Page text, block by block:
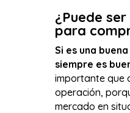
¿Puede
para
Si es una
siempre es
importante que
operación,
mercado en